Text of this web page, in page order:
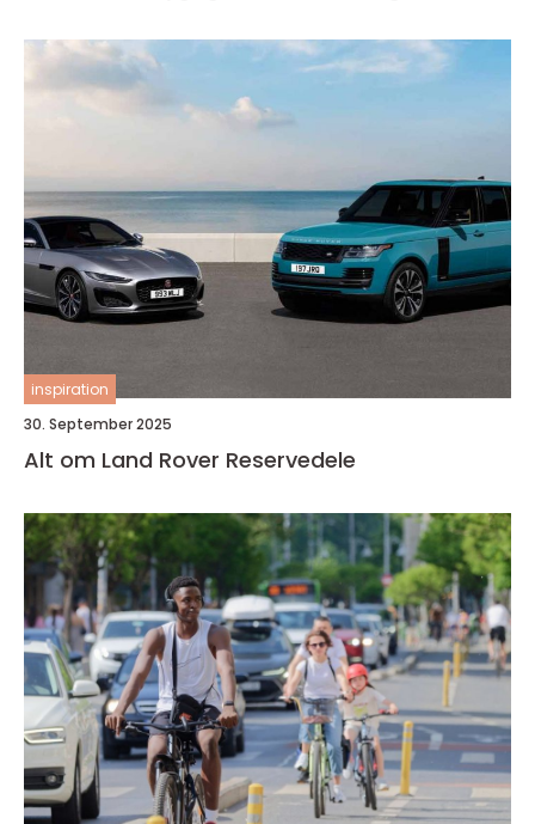
inspiration
30. September 2025
Alt om Land Rover Reservedele